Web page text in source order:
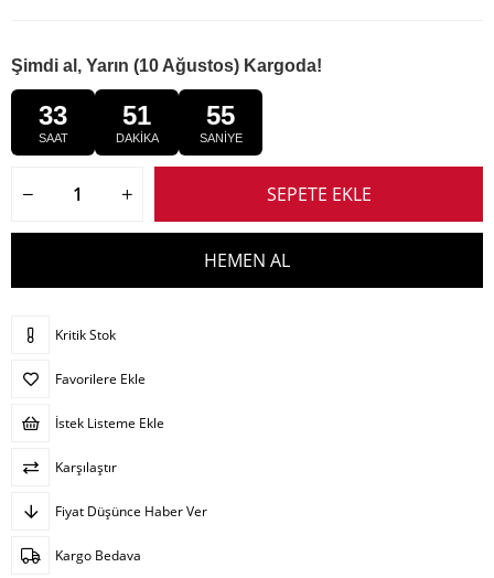
Şimdi al, Yarın (10 Ağustos) Kargoda!
33
SAAT
51
DAKİKA
54
SANİYE
Kritik Stok
Favorilere Ekle
İstek Listeme Ekle
Karşılaştır
Fiyat Düşünce Haber Ver
Kargo Bedava